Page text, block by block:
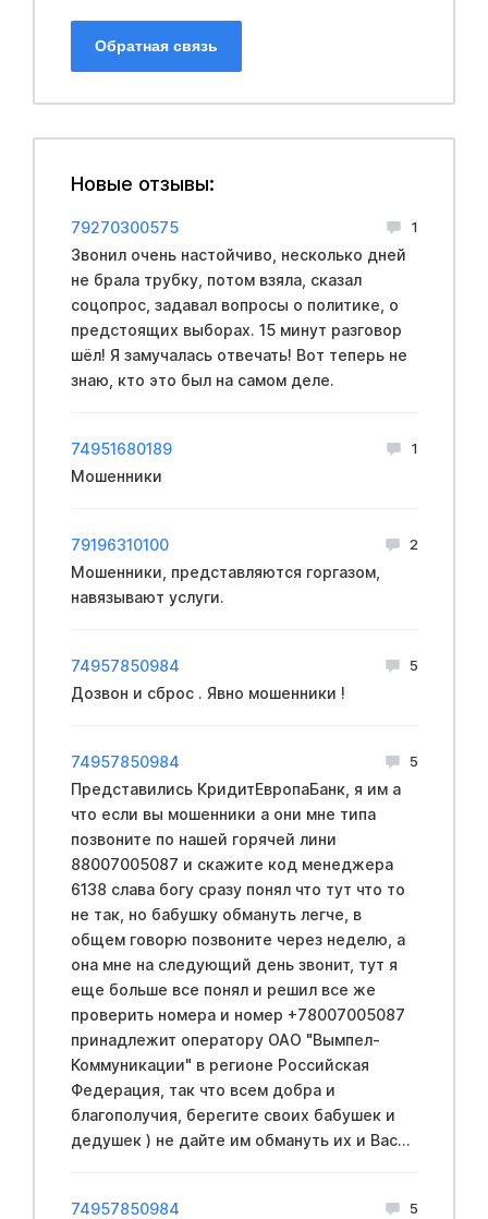
Обратная связь
Новые отзывы:
79270300575 1
Звонил очень настойчиво, несколько дней
не брала трубку, потом взяла, сказал
соцопрос, задавал вопросы о политике, о
предстоящих выборах. 15 минут разговор
шёл! Я замучалась отвечать! Вот теперь не
знаю, кто это был на самом деле.
74951680189 1
Мошенники
79196310100 2
Мошенники, представляются горгазом,
навязывают услуги.
74957850984 5
Дозвон и сброс . Явно мошенники !
74957850984 5
Представились КридитЕвропаБанк, я им а
что если вы мошенники а они мне типа
позвоните по нашей горячей лини
88007005087 и скажите код менеджера
6138 слава богу сразу понял что тут что то
не так, но бабушку обмануть легче, в
общем говорю позвоните через неделю, а
она мне на следующий день звонит, тут я
еще больше все понял и решил все же
проверить номера и номер +78007005087
принадлежит оператору ОАО "Вымпел-
Коммуникации" в регионе Российская
Федерация, так что всем добра и
благополучия, берегите своих бабушек и
дедушек ) не дайте им обмануть их и Вас...
74957850984 5